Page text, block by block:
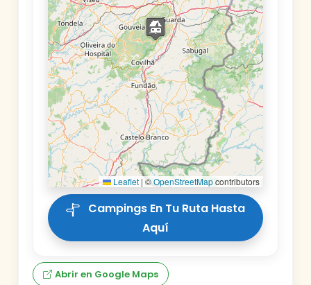
Leaflet | ©OpenStreetMapcontributors
Aquí
Abrir en Google Maps